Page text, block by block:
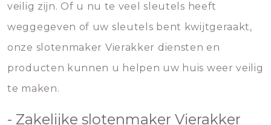
veilig zijn. Of u nu te veel sleutels heeft
weggegeven of uw sleutels bent kwijtgeraakt,
onze slotenmaker Vierakker diensten en
producten kunnen u helpen uw huis weer veilig
te maken.
- Zakelijke slotenmaker Vierakker